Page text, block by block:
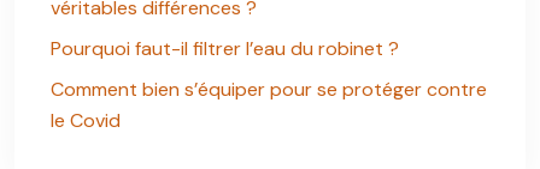
véritables différences ?
Pourquoi faut-il filtrer l’eau du robinet ?
Comment bien s’équiper pour se protéger contre
le Covid